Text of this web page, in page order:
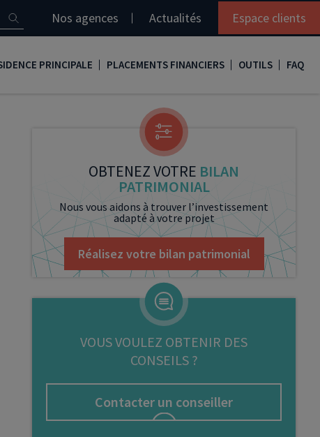
Nos agences Actualités Espace clients
PRINCIPALE
son crédit immobilier
PLACEMENTS FINANCIERS
PEA
Loi Madelin
SCPI
OUTILS
Simulation loi Denormandie
Comment réaliser son bilan patrimonial ?
Le guide de la loi Denormandie 2026
Simulation prêt immobilier
Nos vidéos
Nos Podcasts
FAQ
OBTENEZ VOTRE BILAN
PATRIMONIAL
Nous vous aidons à trouver l’investissement
adapté à votre projet
Réalisez votre bilan patrimonial
VOUS VOULEZ OBTENIR DES
CONSEILS ?
Contacter un conseiller